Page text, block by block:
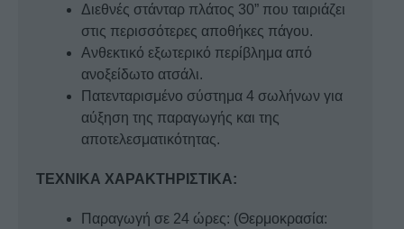
Διεθνές στάνταρ πλάτος 30” που ταιριάζει
στις περισσότερες αποθήκες πάγου.
Ανθεκτικό εξωτερικό περίβλημα από
ανοξείδωτο ατσάλι.
Πατενταρισμένο σύστημα 4 σωλήνων για
αύξηση της παραγωγής και της
αποτελεσματικότητας.
ΤΕΧΝΙΚΑ ΧΑΡΑΚΤΗΡΙΣΤΙΚΑ:
Παραγωγή σε 24 ώρες: (Θερμοκρασία: